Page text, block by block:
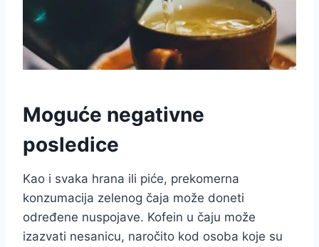
Moguće negativne
posledice
Kao i svaka hrana ili piće, prekomerna
konzumacija zelenog čaja može doneti
određene nuspojave. Kofein u čaju može
izazvati nesanicu, naročito kod osoba koje su